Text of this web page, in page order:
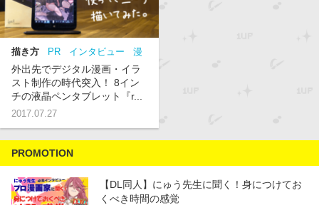
描き方 PR インタビュー
漫
画
raytrektab
外出先でデジタル漫画・イラ
スト制作の時代突入！ 8イン
チの液晶ペンタブレット『r...
2017.07.27
PROMOTION
【DL同人】にゅう先生に聞く！身につけてお
くべき時間の感覚